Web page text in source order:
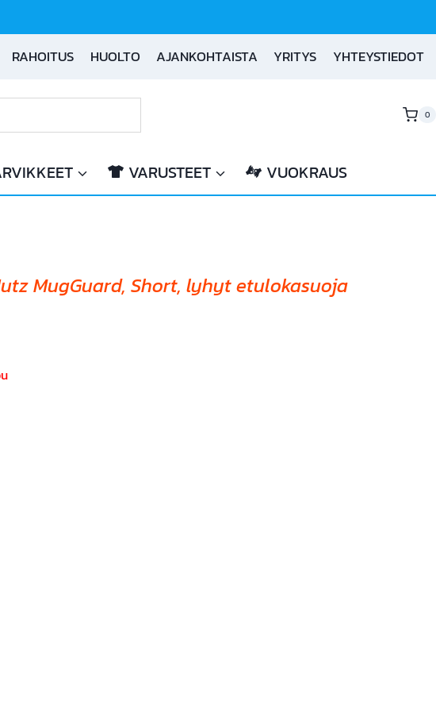
RAHOITUS HUOLTO AJANKOHTAISTA YRITYS YHTEYSTIEDOT
0
VARUSTEET VUOKRAUS
MugGuard, Short, lyhyt etulokasuoja